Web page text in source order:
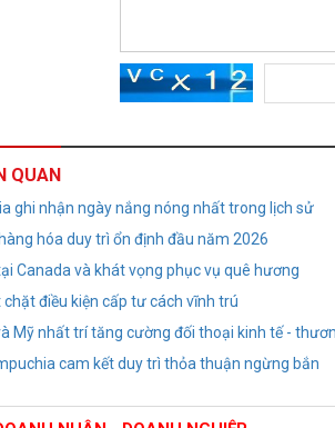
QUAN
ghi nhận ngày nắng nóng nhất trong lịch sử
hóa duy trì ổn định đầu năm 2026
Canada và khát vọng phục vụ quê hương
chặt điều kiện cấp tư cách vĩnh trú
Mỹ nhất trí tăng cường đối thoại kinh tế -
cam kết duy trì thỏa thuận ngừng bắn